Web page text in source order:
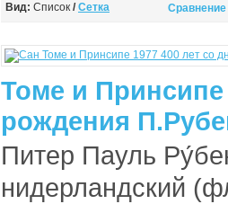
Вид: Список / Сетка Сравнение
Томе и Принcипе
рождения
Питер Пауль
нидерландский